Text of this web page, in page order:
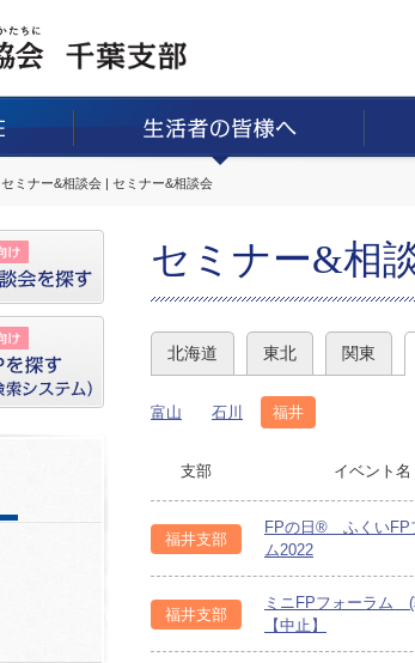
セミナー&相談会 | セミナー&相談会
セミナー&相
北海道 東北 関東
富山 石川 福井
支部 イベント名
福井支部
FPの日® ふくいFP
ム2022
福井支部
ミニFPフォーラム
【中止】